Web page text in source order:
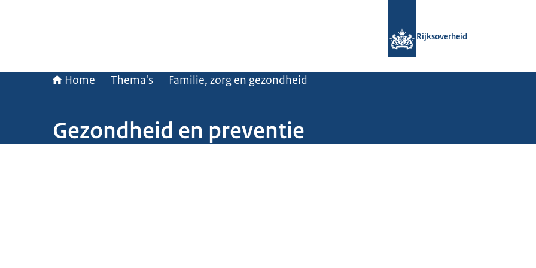
Rijksoverheid
Home Thema's Familie, zorg en gezondheid
Gezondheid en preventie